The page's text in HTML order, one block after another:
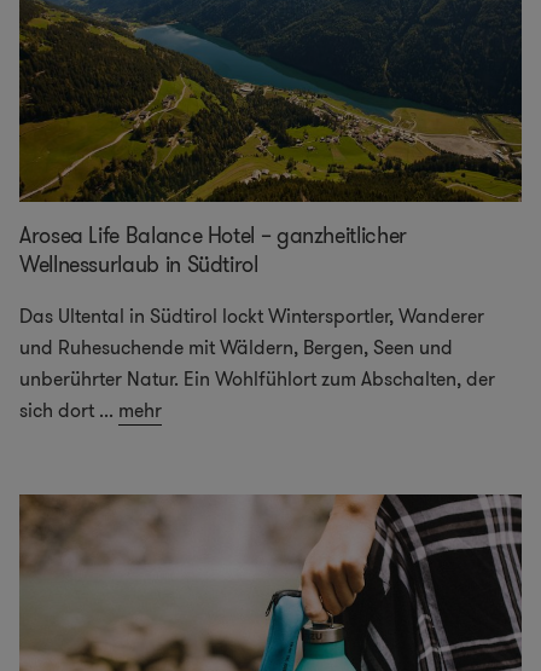
Arosea Life Balance Hotel – ganzheitlicher
Wellnessurlaub in Südtirol
Das Ultental in Südtirol lockt Wintersportler, Wanderer
und Ruhesuchende mit Wäldern, Bergen, Seen und
unberührter Natur. Ein Wohlfühlort zum Abschalten, der
sich dort ... mehr